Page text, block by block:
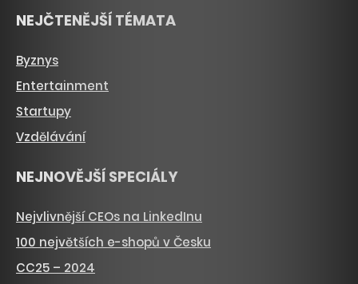
NEJČTENĚJŠÍ TÉMATA
Byznys
Entertainment
Startupy
Vzdělávání
NEJNOVĚJŠÍ SPECIÁLY
Nejvlivnější CEOs na LinkedInu
100 největších e-shopů v Česku
CC25 – 2024